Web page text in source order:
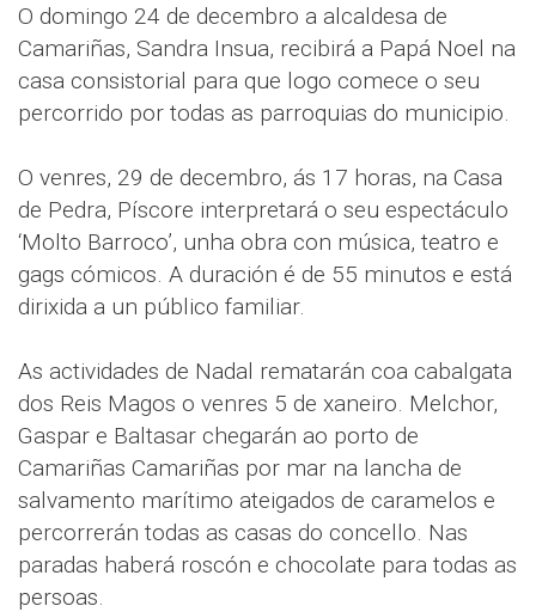
O domingo 24 de decembro a alcaldesa de
Camariñas, Sandra Insua, recibirá a Papá Noel na
casa consistorial para que logo comece o seu
percorrido por todas as parroquias do municipio.
O venres, 29 de decembro, ás 17 horas, na Casa
de Pedra, Píscore interpretará o seu espectáculo
‘Molto Barroco’, unha obra con música, teatro e
gags cómicos. A duración é de 55 minutos e está
dirixida a un público familiar.
As actividades de Nadal rematarán coa cabalgata
dos Reis Magos o venres 5 de xaneiro. Melchor,
Gaspar e Baltasar chegarán ao porto de
Camariñas Camariñas por mar na lancha de
salvamento marítimo ateigados de caramelos e
percorrerán todas as casas do concello. Nas
paradas haberá roscón e chocolate para todas as
persoas.